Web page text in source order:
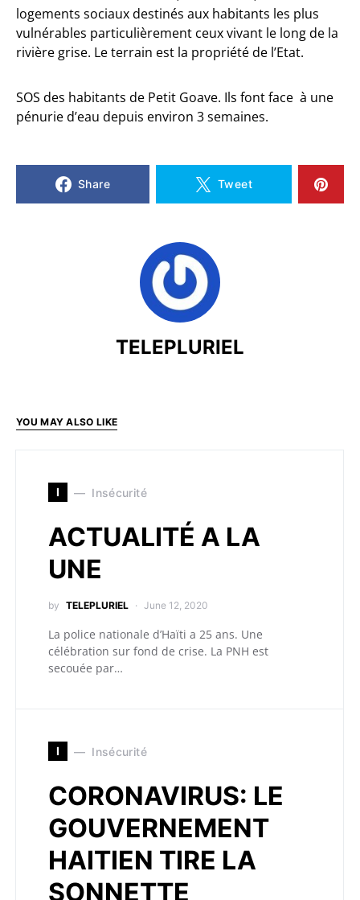
logements sociaux destinés aux habitants les plus
vulnérables particulièrement ceux vivant le long de la
rivière grise. Le terrain est la propriété de l’Etat.
SOS des habitants de Petit Goave. Ils font face à une
pénurie d’eau depuis environ 3 semaines.
Share Tweet
TELEPLURIEL
YOU MAY ALSO LIKE
I Insécurité
ACTUALITÉ A LA
UNE
by TELEPLURIEL June 12, 2020
La police nationale d’Haïti a 25 ans. Une
célébration sur fond de crise. La PNH est
secouée par…
I Insécurité
CORONAVIRUS: LE
GOUVERNEMENT
HAITIEN TIRE LA
SONNETTE